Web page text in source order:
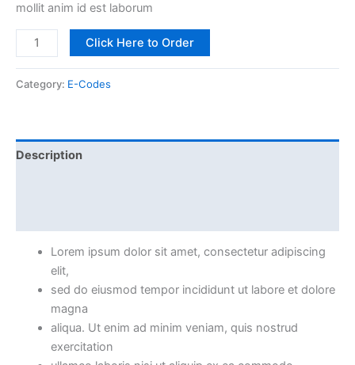
mollit anim id est laborum
Click Here to Order
Category: E-Codes
Description
Lorem ipsum dolor sit amet, consectetur adipiscing
elit,
sed do eiusmod tempor incididunt ut labore et dolore
magna
aliqua. Ut enim ad minim veniam, quis nostrud
exercitation